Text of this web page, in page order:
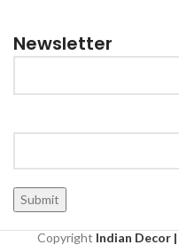
Newsletter
Copyright Indian Decor |